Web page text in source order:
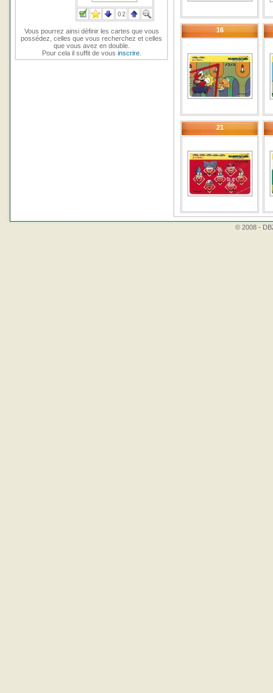
Vous pourrez ainsi définir les cartes que vous
possédez, celles que vous recherchez et celles
que vous avez en double.
Pour cela il suffit de vous inscrire.
16
21
© 2008 -